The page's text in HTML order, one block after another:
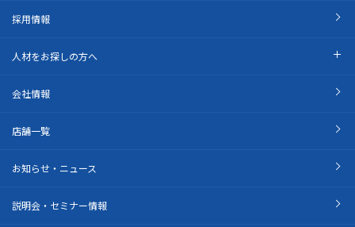
採用情報
人材をお探しの方へ
会社情報
店舗一覧
お知らせ・ニュース
説明会・セミナー情報